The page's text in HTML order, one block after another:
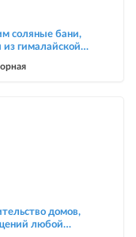
соляные бани,
из гималайской
домов,
любой